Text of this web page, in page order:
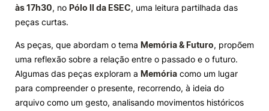
Knowledge Factory
Candidaturas
às 17h30, no Pólo II da ESEC, uma leitura partilhada das
peças curtas.
As peças, que abordam o tema Memória & Futuro, propõem
uma reflexão sobre a relação entre o passado e o futuro.
Algumas das peças exploram a Memória como um lugar
para compreender o presente, recorrendo, à ideia do
arquivo como um gesto, analisando movimentos históricos